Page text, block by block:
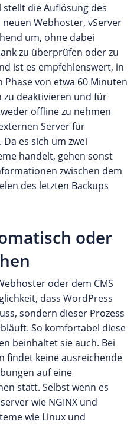
die Auflösung des
Webhoster, vServer
um, ohne dabei
zu überprüfen oder zu
ist es empfehlenswert, in
von etwa 60 Minuten
deaktivieren und für
offline zu nehmen
Server für
es sich um zwei
handelt, gehen sonst
zwischen dem
des letzten Backups
oder
oder dem CMS
dass WordPress
sondern dieser Prozess
So komfortabel diese
beinhaltet sie auch. Bei
findet keine ausreichende
auf eine
statt. Selbst wenn es
wie NGINX und
wie Linux und